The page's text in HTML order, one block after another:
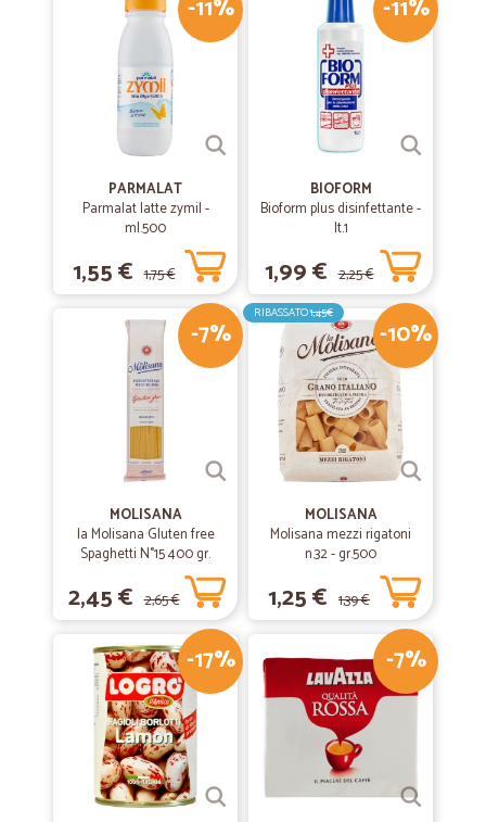
-11%
PARMALAT
Parmalat latte zymil -
ml.500
1,55 € 1,75 €
-11%
BIOFORM
Bioform plus disinfettante -
lt.1
1,99 € 2,25 €
-7%
MOLISANA
la Molisana Gluten free
Spaghetti N°15 400 gr.
2,45 € 2,65 €
-10%
RIBASSATO1,45€
MOLISANA
Molisana mezzi rigatoni
n.32 - gr.500
1,25 € 1,39 €
-17% -7%